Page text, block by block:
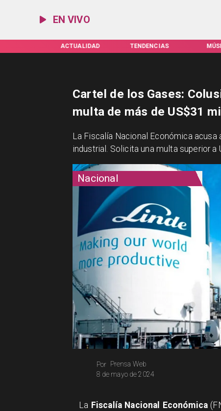
EN VIVO
ACTUALIDAD TENDENCIAS
Nacional
Prensa Web
Por
8 de mayo de 2024
Cartel de los Gases:
multa de más de US$31
La Fiscalía Nacional Económica
industrial. Solicita una multa superior
La Fiscalía Nacional Económica